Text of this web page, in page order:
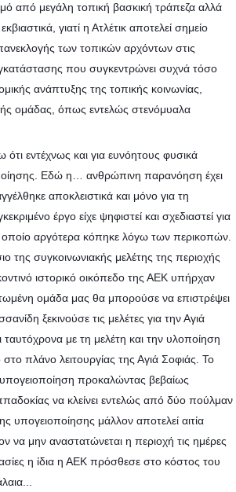
από μεγάλη τοπική βασκική τράπεζα αλλά
γιατί η Ατλέτικ αποτελεί σημείο
των τοπικών αρχόντων στις
που συγκεντρώνει συχνά τόσο
ανάπτυξης της τοπικής κοινωνίας,
ομάδας, όπως εντελώς στενόμυαλα
εντέχνως και για ευνόητους φυσικά
Εδώ η… ανθρώπινη παρανόηση έχει
αποκλειστικά και μόνο για τη
έργο είχε ψηφιστεί και σχεδιαστεί για
οποίο αργότερα κόπηκε λόγω των περικοπών.
της συγκοινωνιακής μελέτης της περιοχής
ιστορικό οικόπεδο της ΑΕΚ υπήρχαν
ομάδα μας θα μπορούσε να επιστρέψει
ξεκινούσε τις μελέτες για την Αγιά
με τη μελέτη και την υλοποίηση
πλάνο λειτουργίας της Αγιά Σοφιάς. Το
προκαλώντας βεβαίως
να κλείνει εντελώς από δύο πούλμαν
μάλλον αποτελεί αιτία
να μην αναστατώνεται η περιοχή τις ημέρες
η ίδια η ΑΕΚ πρόσθεσε στο κόστος του